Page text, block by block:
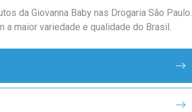
da Giovanna Baby nas Drogaria São Paulo.
a maior variedade e qualidade do Brasil.